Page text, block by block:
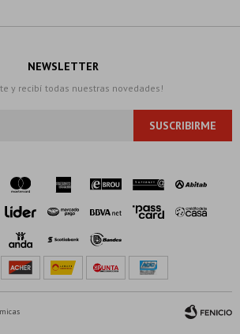
NEWSLETTER
y recibí todas nuestras novedades!
SUSCRIBIRME